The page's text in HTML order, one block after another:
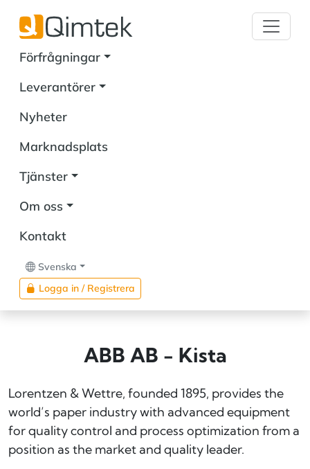
Förfrågningar
Leverantörer
Nyheter
Marknadsplats
Tjänster
Om oss
Kontakt
Svenska
Logga in / Registrera
ABB AB - Kista
Lorentzen & Wettre, founded 1895, provides the
world’s paper industry with advanced equipment
for quality control and process optimization from a
position as the market and quality leader.